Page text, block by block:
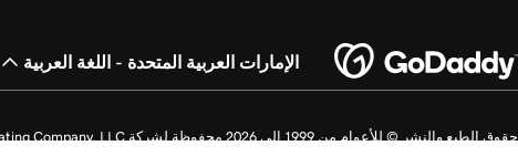
الإمارات العربية المتحدة - اللغة العربية